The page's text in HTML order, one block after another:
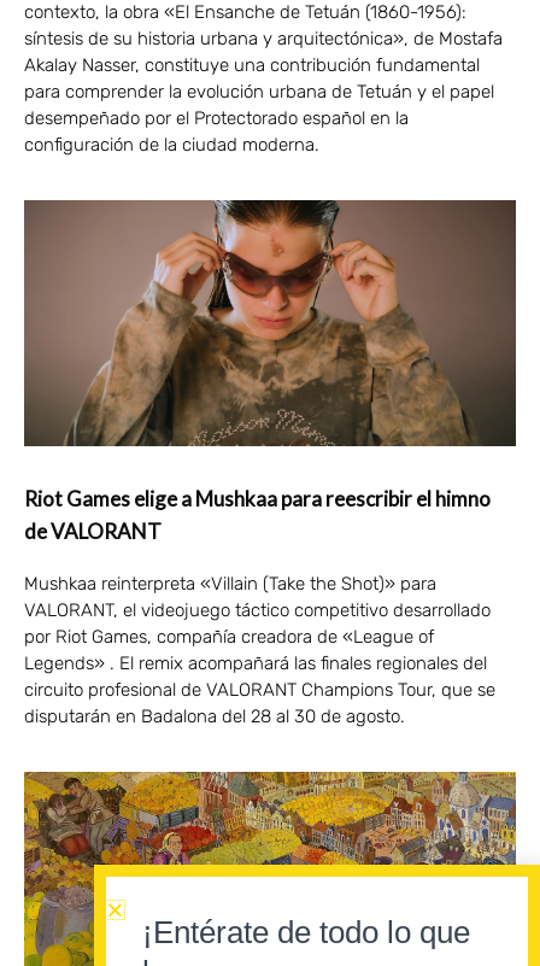
contexto, la obra «El Ensanche de Tetuán (1860-1956):
síntesis de su historia urbana y arquitectónica», de Mostafa
Akalay Nasser, constituye una contribución fundamental
para comprender la evolución urbana de Tetuán y el papel
desempeñado por el Protectorado español en la
configuración de la ciudad moderna.
Riot Games elige a Mushkaa para reescribir el himno
de VALORANT
Mushkaa reinterpreta «Villain (Take the Shot)» para
VALORANT, el videojuego táctico competitivo desarrollado
por Riot Games, compañía creadora de «League of
Legends» . El remix acompañará las finales regionales del
circuito profesional de VALORANT Champions Tour, que se
disputarán en Badalona del 28 al 30 de agosto.
¡Entérate de todo lo que